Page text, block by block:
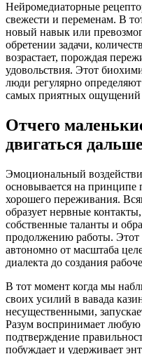
Нейромедиаторные
свежести и переменам. В
новый навык или
обретении задачи,
возрастает, порождая
удовольствия. Этот
люди регулярно
самых приятных ощущений
Отчего
двигаться дальше
Эмоциональный
основывается на принципе
хорошего переживания.
образует нервные
собственные таланты и
продолжению работы. Этот
автономно от масштаба
диалекта до создания
В тот момент когда мы
своих усилий в вавада
несущественными,
Разум воспринимает
подтверждение
побуждает и удерживает